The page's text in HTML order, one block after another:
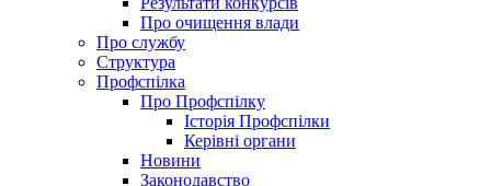
Про очищення влади
Про службу
Структура
Профспілка
Про Профспілку
Історія Профспілки
Керівні органи
Новини
Законодавство